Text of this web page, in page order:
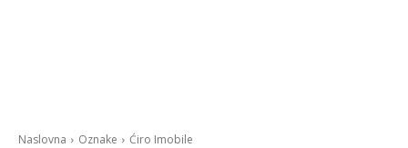
Naslovna Oznake Ćiro Imobile